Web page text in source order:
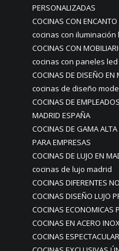
PERSONALIZADAS
COCINAS CON
cocinas con iluminación
COCINAS CON
cocinas con paneles led
COCINAS DE DISEÑO EN
cocinas de diseño
COCINAS DE
MADRID ESPAÑA
COCINAS DE GAMA
PARA EMPRESAS
COCINAS DE LUJO EN
cocinas de lujo madrid
COCINAS DIFERENTES
COCINAS DISEÑO LUJO
COCINAS ECONOMICAS
COCINAS EN ACERO
COCINAS